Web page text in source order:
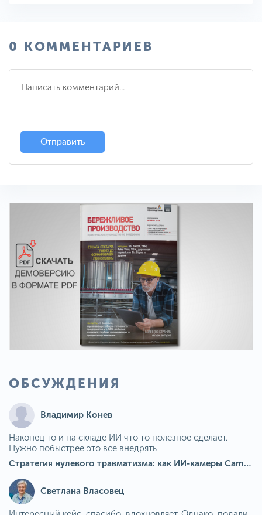
0 КОММЕНТАРИЕВ
Отправить
ОБСУЖДЕНИЯ
Владимир Конев
Наконец то и на складе ИИ что то полезное сделает.
Нужно побыстрее это все внедрять
Стратегия нулевого травматизма: как ИИ-камеры Camkord снижают риск наезда на пешехода при работе на погрузчике
Светлана Власовец